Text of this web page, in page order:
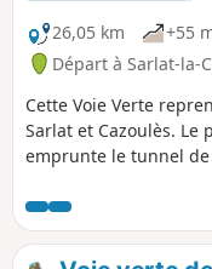
26,05 km
+55
Départ à Sarlat-la-
Cette Voie Verte
Sarlat et Cazoulès.
emprunte le tunnel